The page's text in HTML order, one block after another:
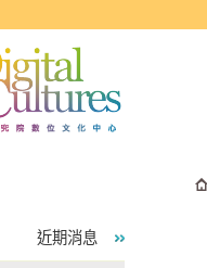
近期消息